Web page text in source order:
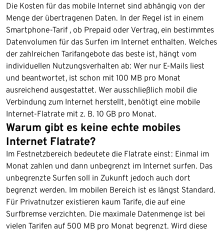
Die Kosten für das mobile Internet sind abhängig von der
Menge der übertragenen Daten. In der Regel ist in einem
Smartphone-Tarif , ob Prepaid oder Vertrag, ein bestimmtes
Datenvolumen für das Surfen im Internet enthalten. Welches
der zahlreichen Tarifangebote das beste ist, hängt vom
individuellen Nutzungsverhalten ab: Wer nur E-Mails liest
und beantwortet, ist schon mit 100 MB pro Monat
ausreichend ausgestattet. Wer ausschließlich mobil die
Verbindung zum Internet herstellt, benötigt eine mobile
Internet-Flatrate mit z. B. 10 GB pro Monat.
Warum gibt es keine echte mobiles
Internet Flatrate?
Im Festnetzbereich bedeutete die Flatrate einst: Einmal im
Monat zahlen und dann unbegrenzt im Internet surfen. Das
unbegrenzte Surfen soll in Zukunft jedoch auch dort
begrenzt werden. Im mobilen Bereich ist es längst Standard.
Für Privatnutzer existieren kaum Tarife, die auf eine
Surfbremse verzichten. Die maximale Datenmenge ist bei
vielen Tarifen auf 500 MB pro Monat begrenzt. Wird diese